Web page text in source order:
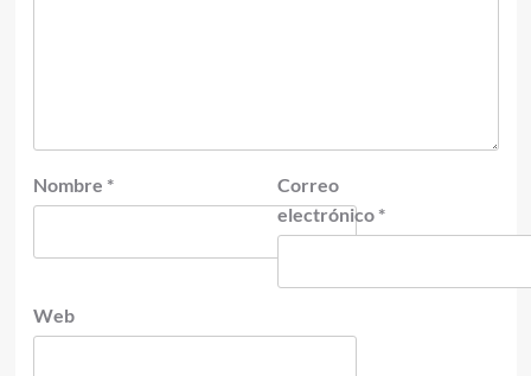
Nombre *
Correo
electrónico *
Web